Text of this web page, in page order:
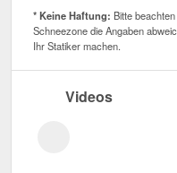
* Keine Haftung: Bitte
Schneezone die Angaben
Ihr Statiker machen.
Videos